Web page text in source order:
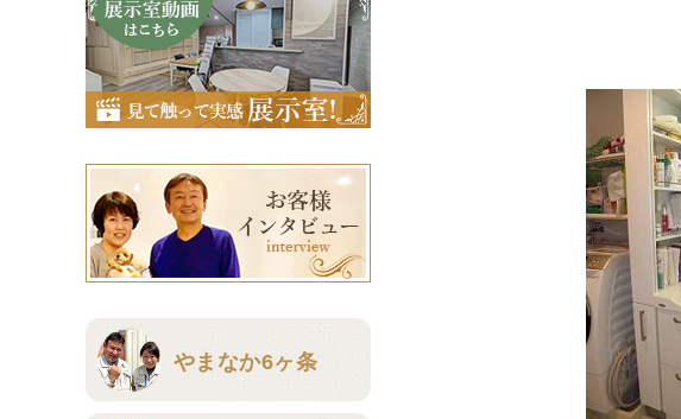
やまなか6ヶ条